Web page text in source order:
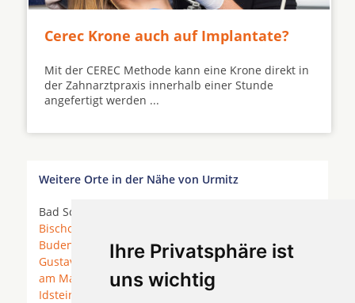
Ihre Privatsphäre ist
uns wichtig
Cerec Krone auch auf Implantate?
Mit der CEREC Methode kann eine Krone direkt in
der Zahnarztpraxis innerhalb einer Stunde
angefertigt werden ...
Weitere Orte in der Nähe von Urmitz
Bad Schwalbach * Bischofsheim (Mainspitze) *
Bischofsheim bei Rüsselsheim
Budenheim
*Eltville am Rhein*Ginsheim-
Gustavsburg
* Heidesheim am Rhein*Hochheim
am Main
Hofheim am Taunus*
Idstein
* Kiedrich * Klein-Winternheim *